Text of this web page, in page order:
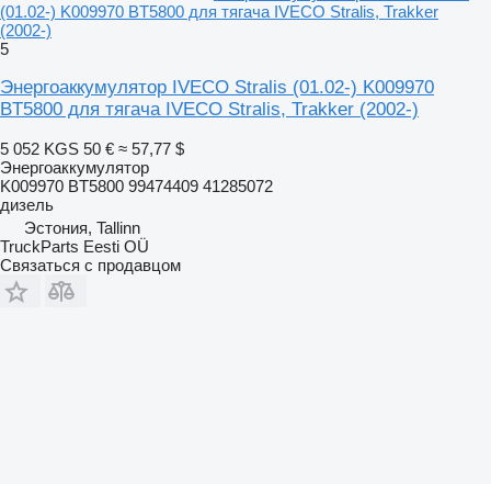
(01.02-) K009970 BT5800 для тягача IVECO Stralis, Trakker
(2002-)
5
Энергоаккумулятор IVECO Stralis (01.02-) K009970
BT5800 для тягача IVECO Stralis, Trakker (2002-)
5 052 KGS 50 € ≈ 57,77 $
Энергоаккумулятор
K009970 BT5800 99474409 41285072
дизель
Эстония, Tallinn
TruckParts Eesti OÜ
Связаться с продавцом